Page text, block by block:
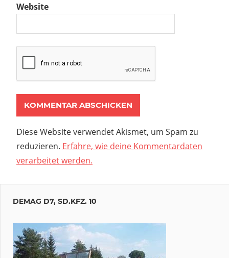
Website
Diese Website verwendet Akismet, um Spam zu
reduzieren. Erfahre, wie deine Kommentardaten
verarbeitet werden.
DEMAG D7, SD.KFZ. 10